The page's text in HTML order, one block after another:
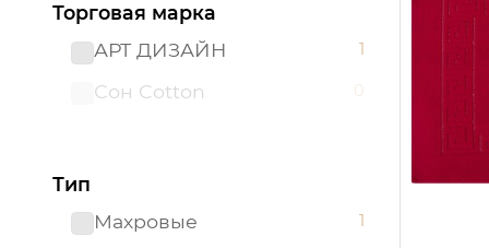
Торговая марка
АРТ ДИЗАЙН
1
Сон Cotton 0
Тип
Махровые
1